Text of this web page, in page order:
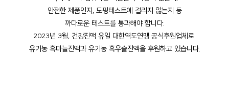
안전한 제품인지, 도핑테스트에 걸리지 않는지 등
까다로운 테스트를 통과해야 합니다.
2023년 3월, 건강진액 유일 대한역도연맹 공식후원업체로
유기농 흑마늘진액과 유기농 흑우슬진액을 후원하고 있습니다.